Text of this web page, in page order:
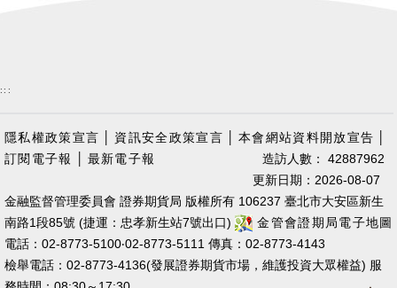
:::
隱私權政策宣言 資訊安全政策宣言 │本會網站資料開放宣告
訂閱電子報
最新電子報
造訪人數： 42887962
更新日期：2026-08-07
金融監督管理委員會 證券期貨局 版權所有 106237 臺北市大安區新生
南路1段85號 (捷運：忠孝新生站7號出口)
金管會證期局電子地圖
電話：02-8773-5100‧02-8773-5111 傳真：02-8773-4143
檢舉電話：02-8773-4136(發展證券期貨市場，維護投資大眾權益) 服